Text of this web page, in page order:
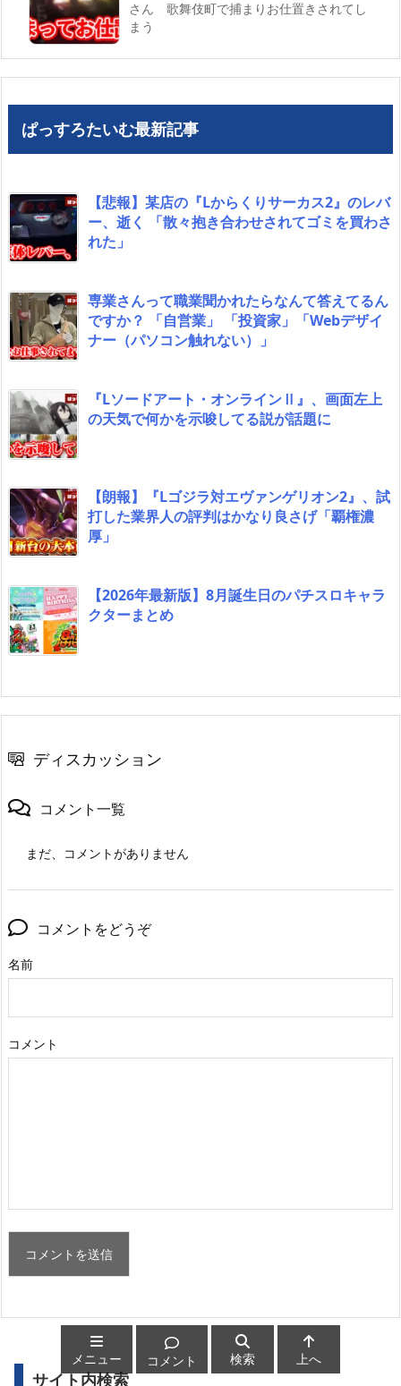
さん 歌舞伎町で捕まりお仕置きされてし
まう
ぱっすろたいむ最新記事
【悲報】某店の『Lからくりサーカス2』のレバ
ー、逝く 「散々抱き合わせされてゴミを買わさ
れた」
専業さんって職業聞かれたらなんて答えてるん
ですか？ 「自営業」 「投資家」「Webデザイ
ナー（パソコン触れない）」
『Lソードアート・オンラインⅡ』、画面左上
の天気で何かを示唆してる説が話題に
【朗報】『Lゴジラ対エヴァンゲリオン2』、試
打した業界人の評判はかなり良さげ「覇権濃
厚」
【2026年最新版】8月誕生日のパチスロキャラ
クターまとめ
ディスカッション
コメント一覧
まだ、コメントがありません
コメントをどうぞ
名前
コメント
サイト内検索
メニュー コメント 検索 上へ